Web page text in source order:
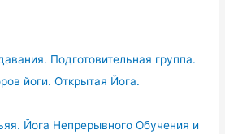
Подготовительная группа.
йоги. Открытая Йога.
Йога Непрерывного Обучения и